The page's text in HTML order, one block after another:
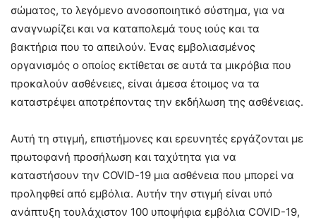
σώματος, το λεγόμενο ανοσοποιητικό σύστημα, για να
αναγνωρίζει και να καταπολεμά τους ιούς και τα
βακτήρια που το απειλούν. Ένας εμβολιασμένος
οργανισμός ο οποίος εκτίθεται σε αυτά τα μικρόβια που
προκαλούν ασθένειες, είναι άμεσα έτοιμος να τα
καταστρέψει αποτρέποντας την εκδήλωση της ασθένειας.
Αυτή τη στιγμή, επιστήμονες και ερευνητές εργάζονται με
πρωτοφανή προσήλωση και ταχύτητα για να
καταστήσουν την COVID-19 μια ασθένεια που μπορεί να
προληφθεί από εμβόλια. Αυτήν την στιγμή είναι υπό
ανάπτυξη τουλάχιστον 100 υποψήφια εμβόλια COVID-19,